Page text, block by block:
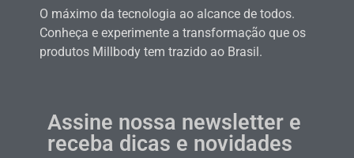
O máximo da tecnologia ao alcance de todos.
Conheça e experimente a transformação que os
produtos Millbody tem trazido ao Brasil.
Assine nossa newsletter e
receba dicas e novidades